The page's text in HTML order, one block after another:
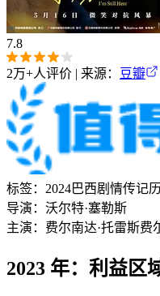
7.8
2万+人评价 | 来源： 豆瓣
标签： 2024巴西剧情传记
导演： 沃尔特·塞勒斯
主演： 费尔南达·托雷斯费
2023 年：利益区